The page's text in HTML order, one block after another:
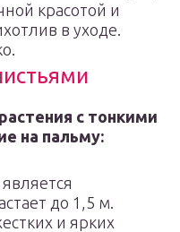
красотой и
в уходе.
с тонкими
на пальму:
до 1,5 м.
и ярких